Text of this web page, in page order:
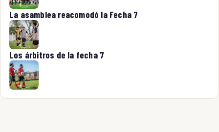
La asamblea reacomodó la Fecha 7
Los árbitros de la fecha 7